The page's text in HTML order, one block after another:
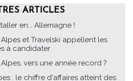
ARTICLES
en... Allemagne !
et Travelski appellent les
à candidater
vers une année record ?
: le chiffre d'affaires atteint des